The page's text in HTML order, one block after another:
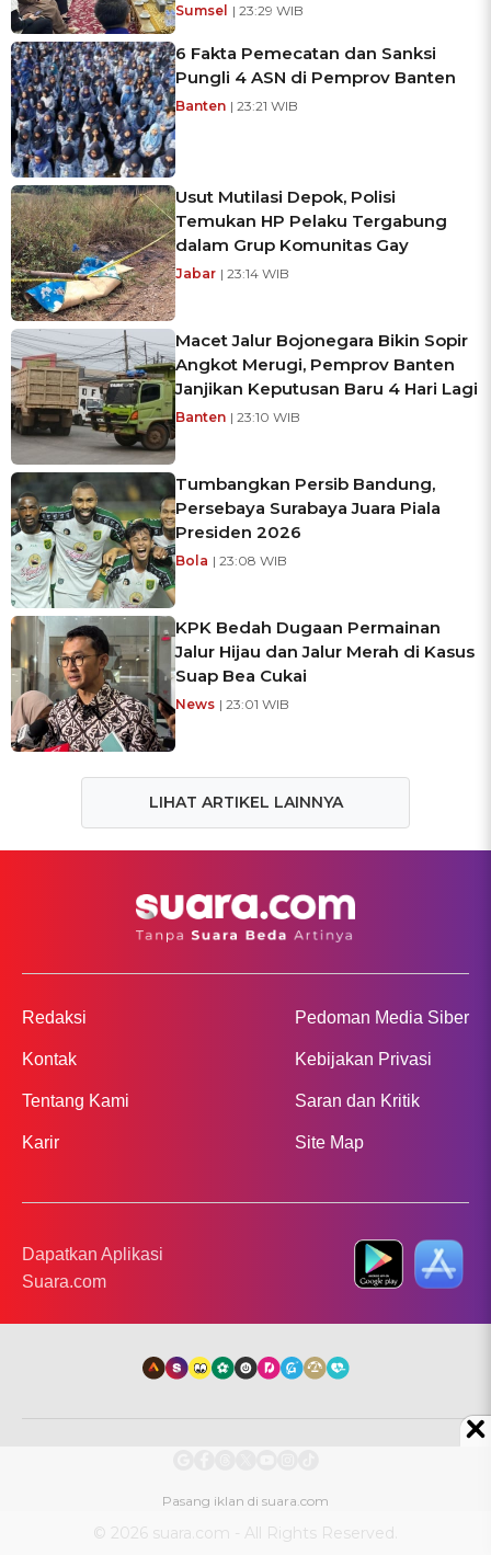
Sumsel | 23:29 WIB
6 Fakta Pemecatan dan Sanksi
Pungli 4 ASN di Pemprov Banten
Banten | 23:21 WIB
Usut Mutilasi Depok, Polisi
Temukan HP Pelaku Tergabung
dalam Grup Komunitas Gay
Jabar | 23:14 WIB
Macet Jalur Bojonegara Bikin Sopir
Angkot Merugi, Pemprov Banten
Janjikan Keputusan Baru 4 Hari Lagi
Banten | 23:10 WIB
Tumbangkan Persib Bandung,
Persebaya Surabaya Juara Piala
Presiden 2026
Bola | 23:08 WIB
KPK Bedah Dugaan Permainan
Jalur Hijau dan Jalur Merah di Kasus
Suap Bea Cukai
News | 23:01 WIB
LIHAT ARTIKEL LAINNYA
Redaksi
Kontak
Tentang Kami
Karir
Pedoman Media Siber
Kebijakan Privasi
Saran dan Kritik
Site Map
Dapatkan Aplikasi
Suara.com
© 2026 suara.com - All Rights Reserved.